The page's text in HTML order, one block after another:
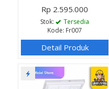
Rp 2.595.000
Stok:
Tersedia
Kode: Fr007
Detail Produk